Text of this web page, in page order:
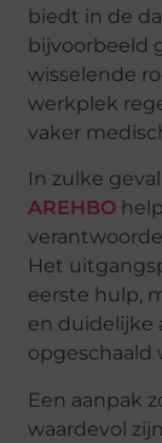
biedt in de
bijvoorbeeld
wisselende
werkplek
vaker
In zulke
AREHBO
Het
eerste hulp,
en duidelijke
opgeschaald
Een aanpak
waardevol